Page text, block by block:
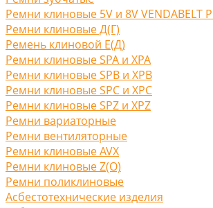
Ремни клиновые 5V и 8V VENDABELT
Ремни клиновые Д(Г)
Ремень клиновой Е(Д)
Ремни клиновые SPA и XPA
Ремни клиновые SPB и XPB
Ремни клиновые SPC и XPC
Ремни клиновые SPZ и XPZ
Ремни вариаторные
Ремни вентиляторные
Ремни клиновые AVX
Ремни клиновые Z(O)
Ремни поликлиновые
Асбестотехнические изделия